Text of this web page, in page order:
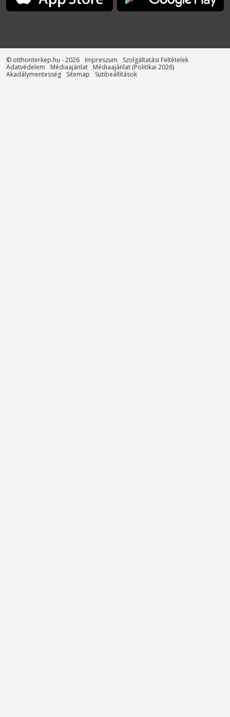
© otthonterkep.hu - 2026 Impreszum
Szolgáltatási Feltételek
Adatvédelem
Médiaajánlat
Médiaajánlat (Politikai 2026)
Akadálymentesség
Sitemap Sütibeállítások